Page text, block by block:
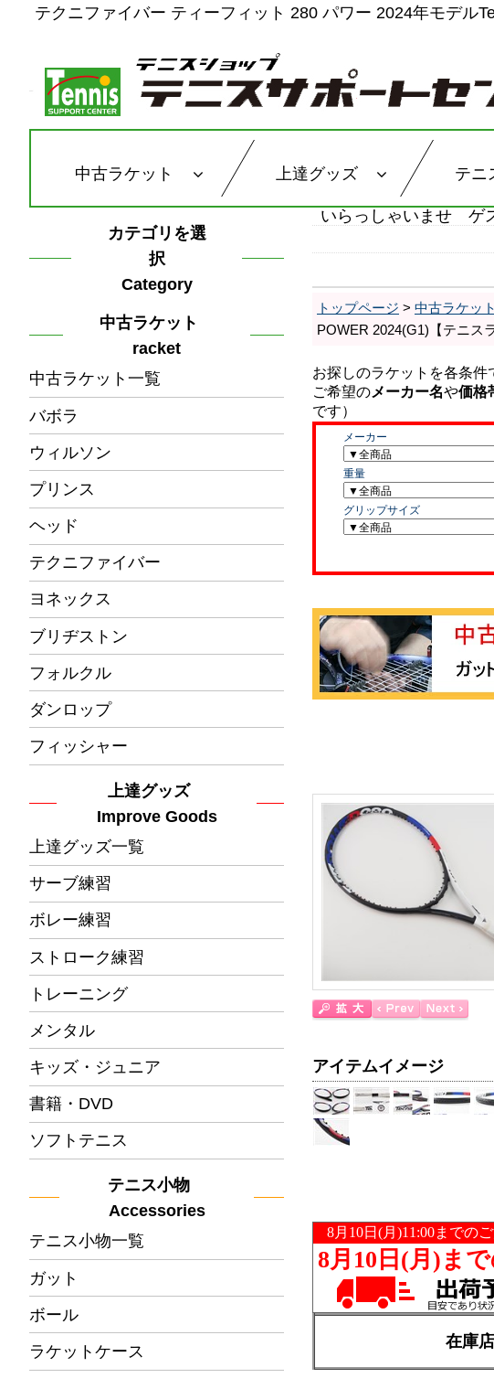
テクニファイバー ティーフィット 280 パワー 2024年モデル
中古ラケット 上達グッズ テニ
カテゴリを選
択
Category
中古ラケット
racket
中古ラケット一覧
バボラ
ウィルソン
プリンス
ヘッド
テクニファイバー
ヨネックス
ブリヂストン
フォルクル
ダンロップ
フィッシャー
上達グッズ
Improve Goods
上達グッズ一覧
サーブ練習
ボレー練習
ストローク練習
トレーニング
メンタル
キッズ・ジュニア
書籍・DVD
ソフトテニス
テニス小物
Accessories
テニス小物一覧
ガット
ボール
ラケットケース
いらっしゃいませ ゲ
トップページ > 中古ラケット
POWER 2024(G1)【テニス
アイテムイメージ
在庫